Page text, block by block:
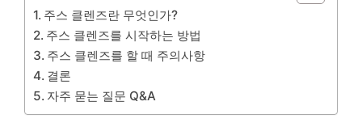
주스 클렌즈란 무엇인가?
주스 클렌즈를 시작하는 방법
주스 클렌즈를 할 때 주의사항
결론
자주 묻는 질문 Q&A